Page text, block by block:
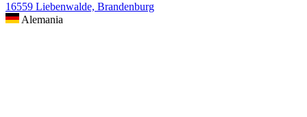
16559 Liebenwalde, Brandenburg
Alemania